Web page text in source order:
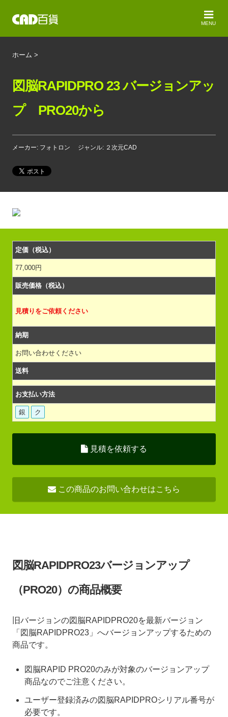
MENU
ホーム >
図脳RAPIDPRO 23 バージョンアッ
プ PRO20から
メーカー: フォトロン ジャンル: ２次元CAD
定価（税込）
77,000円
販売価格（税込）
見積りをご依頼ください
納期
お問い合わせください
送料
お支払い方法
銀 ク
見積を依頼する
この商品のお問い合わせはこちら
図脳RAPIDPRO23バージョンアップ
（PRO20）の商品概要
旧バージョンの図脳RAPIDPRO20を最新バージョン
「図脳RAPIDPRO23」へバージョンアップするための
商品です。
図脳RAPID PRO20のみが対象のバージョンアップ
商品なのでご注意ください。
ユーザー登録済みの図脳RAPIDPROシリアル番号が
必要です。